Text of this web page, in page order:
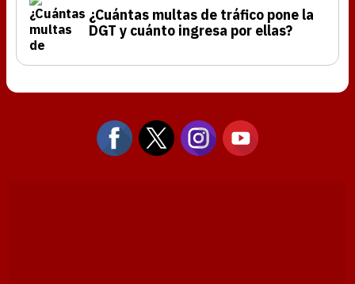
¿Cuántas multas de tráfico pone la
DGT y cuánto ingresa por ellas?